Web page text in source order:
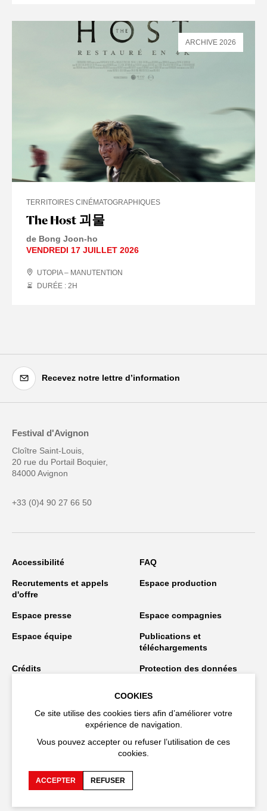
The Host 괴물
TERRITOIRES CINÉMATOGRAPHIQUES
de Bong Joon-ho
VENDREDI 17 JUILLET 2026
UTOPIA – MANUTENTION
DURÉE : 2H
ARCHIVE 2026
Recevez notre lettre d’information
Festival d'Avignon
Cloître Saint-Louis,
20 rue du Portail Boquier,
84000 Avignon
+33 (0)4 90 27 66 50
Accessibilité FAQ
Recrutements et appels
d'offre
Espace production
Espace presse Espace compagnies
Espace équipe
Publications et
téléchargements
Crédits
Protection des données
Restez connecté
COOKIES
Ce site utilise des cookies tiers afin d’améliorer votre
expérience de navigation.
Vous pouvez accepter ou refuser l’utilisation de ces
cookies.
ACCEPTER REFUSER